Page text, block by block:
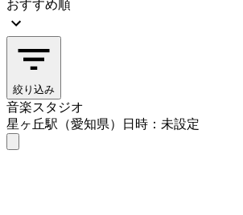
おすすめ順
絞り込み
音楽スタジオ
星ヶ丘駅（愛知県）
日時：未設定